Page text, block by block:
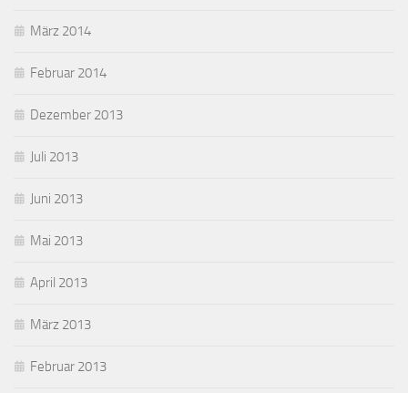
März 2014
Februar 2014
Dezember 2013
Juli 2013
Juni 2013
Mai 2013
April 2013
März 2013
Februar 2013